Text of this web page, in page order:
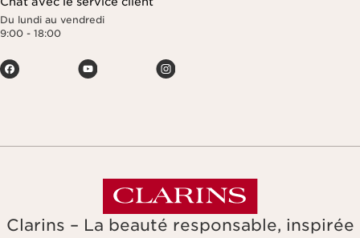
Du lundi au vendredi
9:00 - 18:00
Clarins – La beauté responsable, inspirée